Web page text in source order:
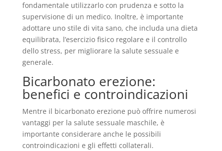
fondamentale utilizzarlo con prudenza e sotto la
supervisione di un medico. Inoltre, è importante
adottare uno stile di vita sano, che includa una dieta
equilibrata, l’esercizio fisico regolare e il controllo
dello stress, per migliorare la salute sessuale e
generale.
Bicarbonato erezione:
benefici e controindicazioni
Mentre il bicarbonato erezione può offrire numerosi
vantaggi per la salute sessuale maschile, è
importante considerare anche le possibili
controindicazioni e gli effetti collaterali.